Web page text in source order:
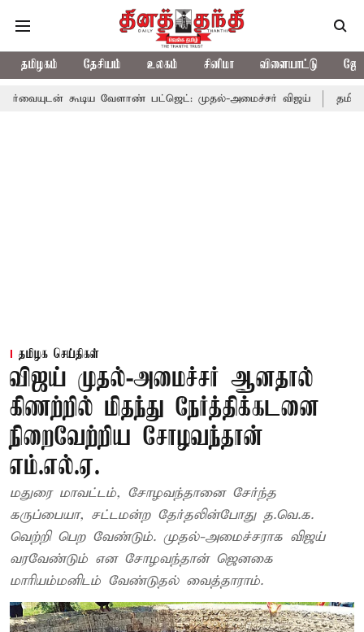
தமிழகம் தேசியம் உலகம் சினிமா விளையாட்டு
வேளாண் பட்ஜெட்: முதல்-அமைச்சர் விஜய் தமிழக
தமிழக செய்திகள்
விஜய் முதல்-அமைச்சர் ஆனதால்
கிணற்றில் மிதந்து நேர்த்திக்கடனை
நிறைவேற்றிய சோழவந்தான்
எம்.எல்.ஏ.
மதுரை மாவட்டம், சோழவந்தானை சேர்ந்த
கருப்பையா, சட்டமன்ற தேர்தலின்போது த.வெ.க.
வெற்றி பெற வேண்டும். முதல்-அமைச்சராக விஜய்
வரவேண்டும் என சோழவந்தான் ஜெனகை
மாரியம்மனிடம் வேண்டுதல் வைத்தாராம்.